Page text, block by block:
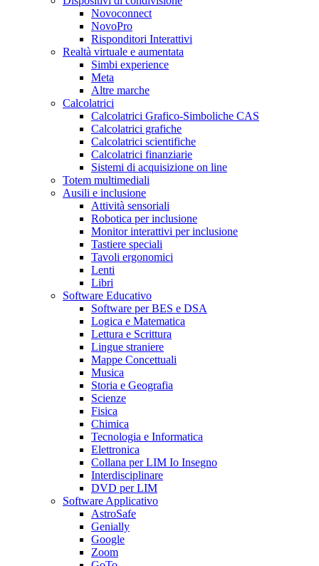
Novoconnect
NovoPro
Risponditori Interattivi
Realtà virtuale e aumentata
Simbi experience
Meta
Altre marche
Calcolatrici
Calcolatrici Grafico-Simboliche CAS
Calcolatrici grafiche
Calcolatrici scientifiche
Calcolatrici finanziarie
Sistemi di acquisizione on line
Totem multimediali
Ausili e inclusione
Attività sensoriali
Robotica per inclusione
Monitor interattivi per inclusione
Tastiere speciali
Tavoli ergonomici
Lenti
Libri
Software Educativo
Software per BES e DSA
Logica e Matematica
Lettura e Scrittura
Lingue straniere
Mappe Concettuali
Musica
Storia e Geografia
Scienze
Fisica
Chimica
Tecnologia e Informatica
Elettronica
Collana per LIM Io Insegno
Interdisciplinare
DVD per LIM
Software Applicativo
AstroSafe
Genially
Google
Zoom